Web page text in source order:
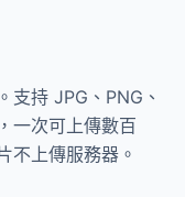
支持 JPG、PNG、
一次可上傳數百
不上傳服務器。